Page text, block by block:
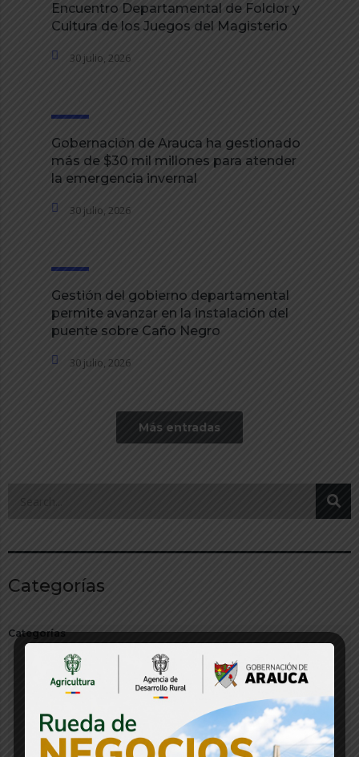
Encuentro Departamental de Folclor y
Cultura de los Juegos del Magisterio
30 julio, 2026
Gobernación de Arauca ha gestionado
más de $30 mil millones para atender
la emergencia invernal
30 julio, 2026
Gestión del gobierno departamental
permite avanzar en la instalación del
puente sobre Caño Negro
30 julio, 2026
Más entradas
Categorías
Categorías
Audios y Multimedia
Boletín